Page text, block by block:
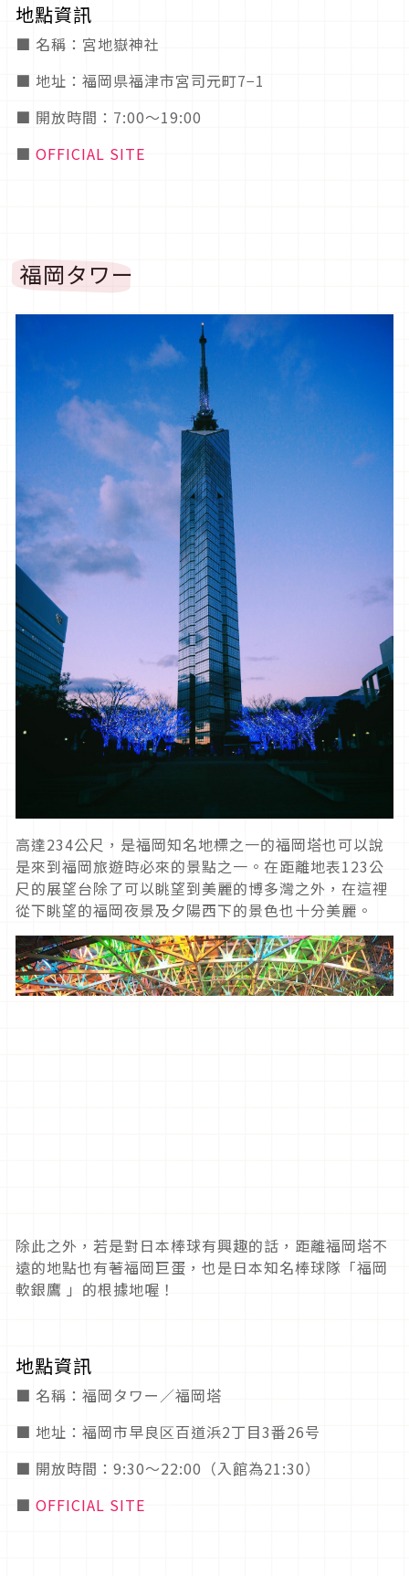
地點資訊
■ 名稱：宮地嶽神社
■ 地址：福岡県福津市宮司元町7−1
■ 開放時間：7:00～19:00
■ OFFICIAL SITE
福岡タワー
高達234公尺，是福岡知名地標之一的福岡塔也可以說
是來到福岡旅遊時必來的景點之一。在距離地表123公
尺的展望台除了可以眺望到美麗的博多灣之外，在這裡
從下眺望的福岡夜景及夕陽西下的景色也十分美麗。
除此之外，若是對日本棒球有興趣的話，距離福岡塔不
遠的地點也有著福岡巨蛋，也是日本知名棒球隊「福岡
軟銀鷹 」的根據地喔！
地點資訊
■ 名稱：福岡タワー／福岡塔
■ 地址：福岡市早良区百道浜2丁目3番26号
■ 開放時間：9:30〜22:00（入館為21:30）
■ OFFICIAL SITE